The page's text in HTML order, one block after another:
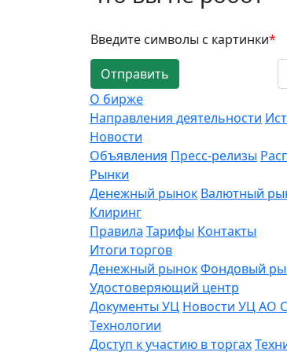
Введите символы с картинки*
Отправить
О бирже
Направления деятельности
Новости
Объявления Пресс-релизы
Рынки
Денежный рынок Валютный
Клиринг
Правила Тарифы Контакты
Итоги торгов
Денежный рынокФондовый
Удостоверяющий центр
Документы УЦ Новости УЦ АО
Технологии
Доступ к участию в торгах